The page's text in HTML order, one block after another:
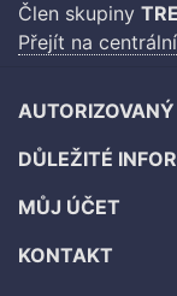
Člen skupiny
Přejít na
DŮLEŽITÉ
MŮJ ÚČET
KONTAKT